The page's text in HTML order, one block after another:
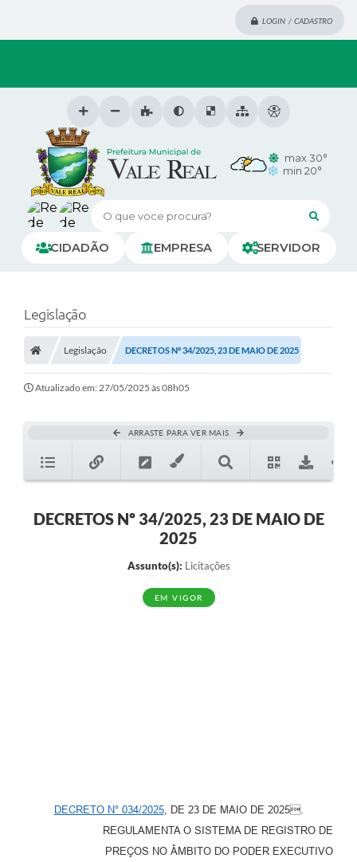
LOGIN / CADASTRO
O que voce procura?
CIDADÃO EMPRESA SERVIDOR
max 30°
min 20°
Legislação
Legislação DECRETOS Nº 34/2025, 23 DE MAIO DE 2025
Atualizado em: 27/05/2025 às 08h05
ARRASTE PARA VER MAIS
DECRETOS Nº 34/2025, 23 DE MAIO DE
2025
Assunto(s): Licitações
EM VIGOR
DECRETO N° 034/2025, DE 23 DE MAIO DE 2025.
REGULAMENTA O SISTEMA DE REGISTRO DE
PREÇOS NO ÂMBITO DO PODER EXECUTIVO